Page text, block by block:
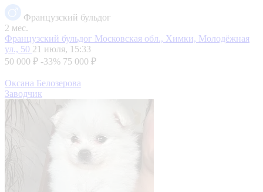
Французский бульдог
2 мес.
Французский бульдог Московская обл., Химки, Молодёжная
ул., 50 21 июля, 15:33
50 000 ₽ -33% 75 000 ₽
Оксана Белозерова
Заводчик